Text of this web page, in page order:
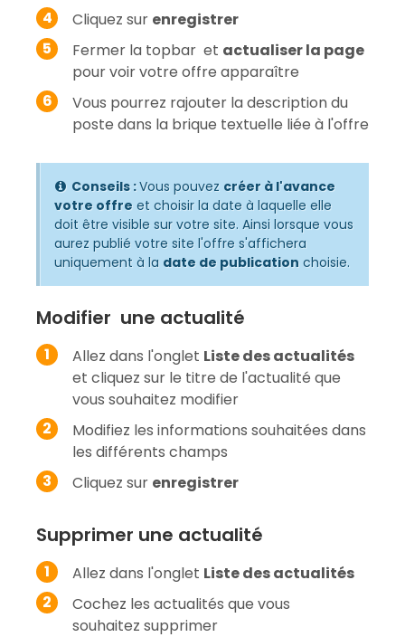
Cliquez sur enregistrer
Fermer la topbar et actualiser la page
pour voir votre offre apparaître
Vous pourrez rajouter la description du
poste dans la brique textuelle liée à l'offre
Conseils :Vous pouvez créer à l'avance
votre offre et choisir la date à laquelle elle
doit être visible sur votre site. Ainsi lorsque vous
aurez publié votre site l'offre s'affichera
uniquement à la date de publication choisie.
Modifier une actualité
Allez dans l'onglet Liste des actualités
et cliquez sur le titre de l'actualité que
vous souhaitez modifier
Modifiez les informations souhaitées dans
les différents champs
Cliquez sur enregistrer
Supprimer une actualité
Allez dans l'onglet Liste des actualités
Cochez les actualités que vous
souhaitez supprimer